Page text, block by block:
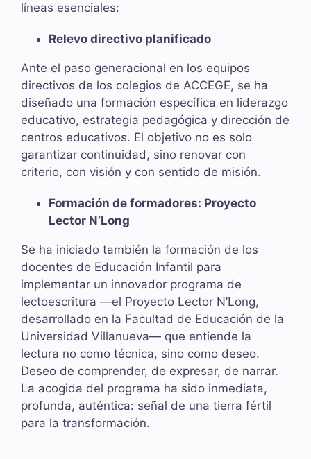
líneas esenciales:
Relevo directivo planificado
Ante el paso generacional en los equipos
directivos de los colegios de ACCEGE, se ha
diseñado una formación específica en liderazgo
educativo, estrategia pedagógica y dirección de
centros educativos. El objetivo no es solo
garantizar continuidad, sino renovar con
criterio, con visión y con sentido de misión.
Formación de formadores: Proyecto
Lector N’Long
Se ha iniciado también la formación de los
docentes de Educación Infantil para
implementar un innovador programa de
lectoescritura —el Proyecto Lector N’Long,
desarrollado en la Facultad de Educación de la
Universidad Villanueva— que entiende la
lectura no como técnica, sino como deseo.
Deseo de comprender, de expresar, de narrar.
La acogida del programa ha sido inmediata,
profunda, auténtica: señal de una tierra fértil
para la transformación.